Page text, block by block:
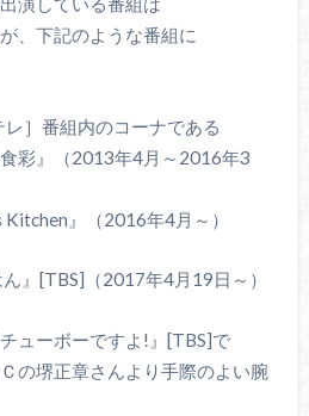
、下記のような番組に
レ］番組内のコーナである
彩』（2013年4月～2016年3
』（2016年4月～）
』[TBS]（2017年4月19日～）
ューボーですよ!』[TBS]で
の堺正章さんより手際のよい腕